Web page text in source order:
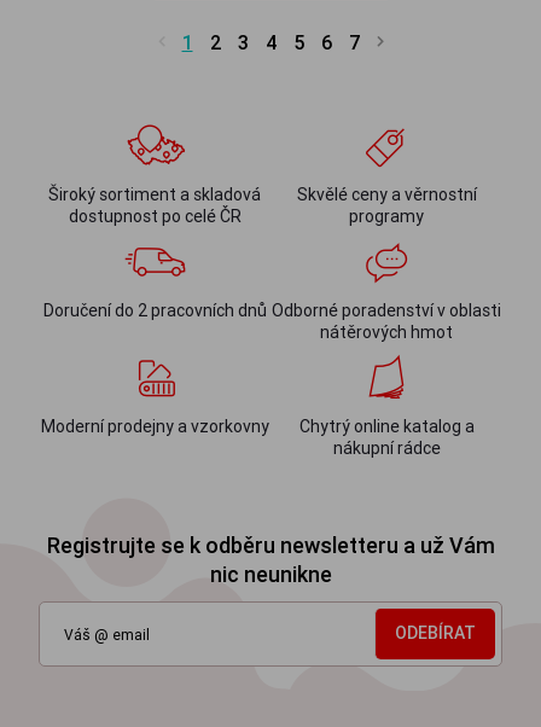
1 2 3 4 5 6 7
Široký sortiment a skladová
dostupnost po celé ČR
Skvělé ceny a věrnostní
programy
Doručení do 2 pracovních dnů Odborné poradenství v oblasti
nátěrových hmot
Moderní prodejny a vzorkovny
Chytrý online katalog a
nákupní rádce
Registrujte se k odběru newsletteru a už Vám
nic neunikne
ODEBÍRAT